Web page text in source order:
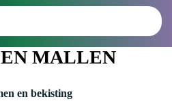
MALLEN
en bekisting